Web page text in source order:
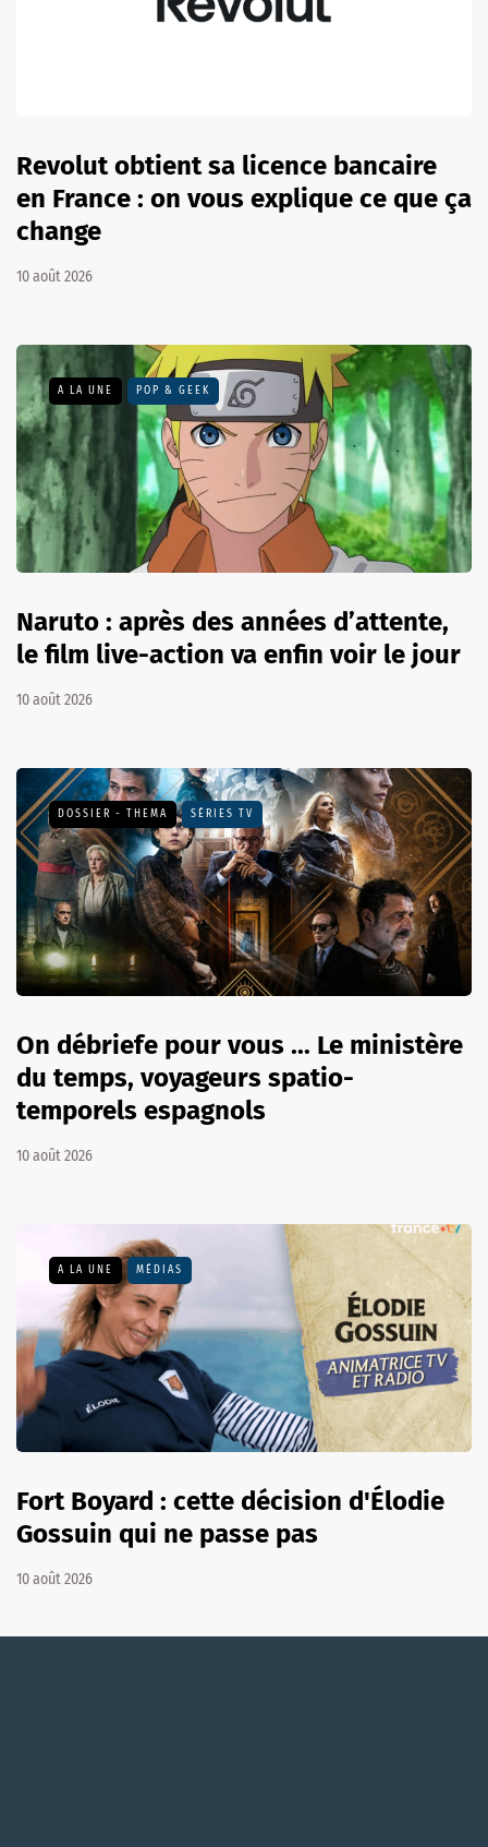
Revolut obtient sa licence bancaire
en France : on vous explique ce que ça
change
10 août 2026
A LA UNE POP & GEEK
Naruto : après des années d’attente,
le film live-action va enfin voir le jour
10 août 2026
DOSSIER - THEMA SÉRIES TV
On débriefe pour vous ... Le ministère
du temps, voyageurs spatio-
temporels espagnols
10 août 2026
A LA UNE MÉDIAS
Fort Boyard : cette décision d'Élodie
Gossuin qui ne passe pas
10 août 2026